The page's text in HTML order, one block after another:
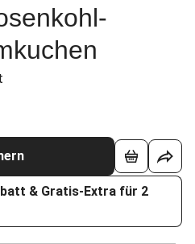
& Gratis-Extra für 2